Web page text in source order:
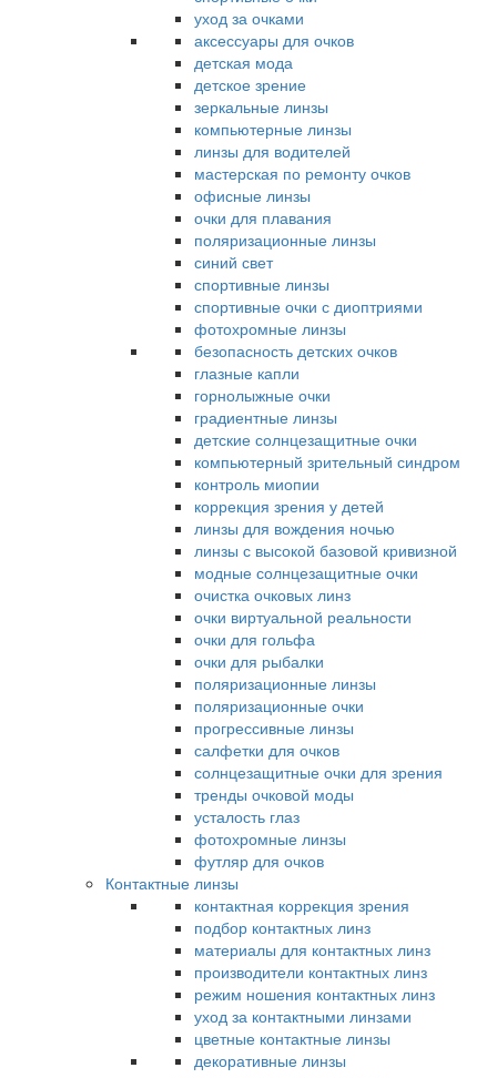
уход за очками
аксессуары для очков
детская мода
детское зрение
зеркальные линзы
компьютерные линзы
линзы для водителей
мастерская по ремонту очков
офисные линзы
очки для плавания
поляризационные линзы
синий свет
спортивные линзы
спортивные очки с диоптриями
фотохромные линзы
безопасность детских очков
глазные капли
горнолыжные очки
градиентные линзы
детские солнцезащитные очки
компьютерный зрительный синдром
контроль миопии
коррекция зрения у детей
линзы для вождения ночью
линзы с высокой базовой кривизной
модные солнцезащитные очки
очистка очковых линз
очки виртуальной реальности
очки для гольфа
очки для рыбалки
поляризационные линзы
поляризационные очки
прогрессивные линзы
салфетки для очков
солнцезащитные очки для зрения
тренды очковой моды
усталость глаз
фотохромные линзы
футляр для очков
Контактные линзы
контактная коррекция зрения
подбор контактных линз
материалы для контактных линз
производители контактных линз
режим ношения контактных линз
уход за контактными линзами
цветные контактные линзы
декоративные линзы